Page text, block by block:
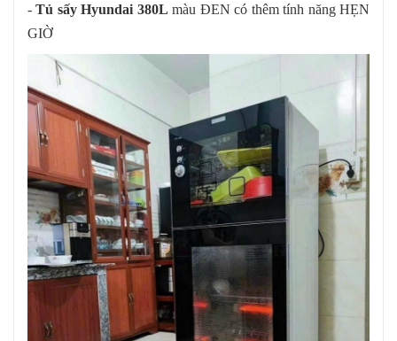
-Tủ sấy Hyundai 380L màu ĐEN có thêm tính năng HẸN
GIỜ